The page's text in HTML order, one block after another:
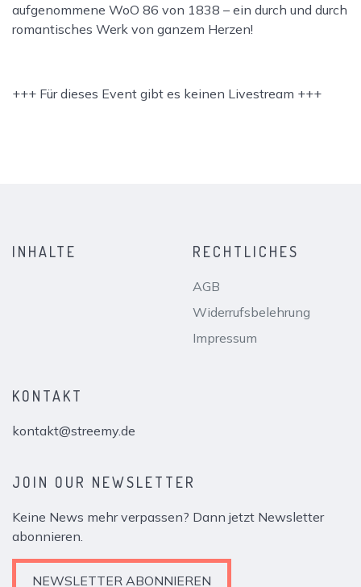
aufgenommene WoO 86 von 1838 – ein durch und durch
romantisches Werk von ganzem Herzen!
+++ Für dieses Event gibt es keinen Livestream +++
INHALTE RECHTLICHES
AGB
Widerrufsbelehrung
Impressum
KONTAKT
kontakt@streemy.de
JOIN OUR NEWSLETTER
Keine News mehr verpassen? Dann jetzt Newsletter
abonnieren.
NEWSLETTER ABONNIEREN